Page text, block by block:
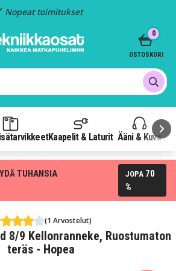
Nopeat toimitukset
Kaapelit & Laturit Ääni & Kuva
0
OSTOSKORI
TUHANSIA
JOPA 70
%
(1 Arvostelut)
8/9 Kellonranneke, Ruostumaton
teräs - Hopea